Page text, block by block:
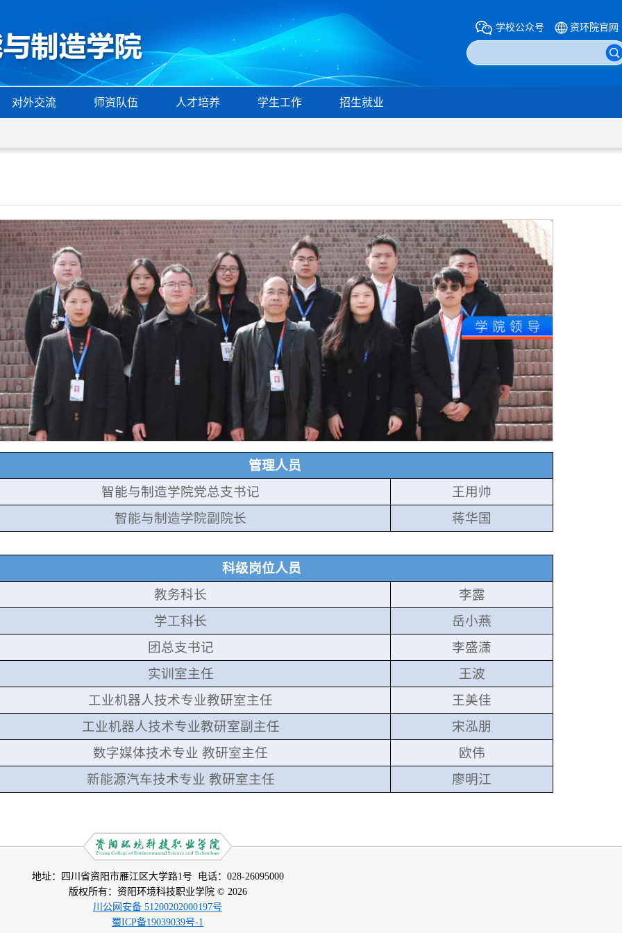
学校公众号 资环院官网
对外交流 师资队伍 人才培养 学生工作 招生就业
管理人员
智能与制造学院党总支书记
王用帅
智能与制造学院副院长
蒋华国
科级岗位人员
教务科长
李露
学工科长
岳小燕
团总支书记
李盛潇
实训室主任
王波
工业机器人技术专业教研室主任
王美佳
工业机器人技术专业教研室副主任
宋泓朋
数字媒体技术专业 教研室主任
欧伟
新能源汽车技术专业 教研室主任
廖明江
地址：四川省资阳市雁江区大学路1号 电话：028-26095000
版权所有：资阳环境科技职业学院 © 2026
川公网安备 51200202000197号
蜀ICP备19039039号-1